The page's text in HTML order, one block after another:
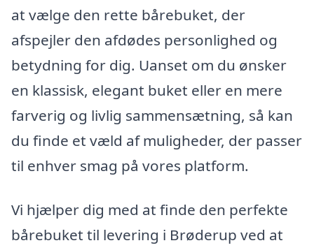
at vælge den rette bårebuket, der
afspejler den afdødes personlighed og
betydning for dig. Uanset om du ønsker
en klassisk, elegant buket eller en mere
farverig og livlig sammensætning, så kan
du finde et væld af muligheder, der passer
til enhver smag på vores platform.
Vi hjælper dig med at finde den perfekte
bårebuket til levering i Brøderup ved at